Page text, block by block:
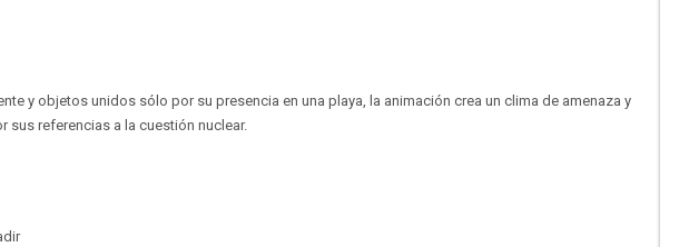
y objetos unidos sólo por su presencia en una playa, la animación crea un clima de amenaza y
sus referencias a la cuestión nuclear.